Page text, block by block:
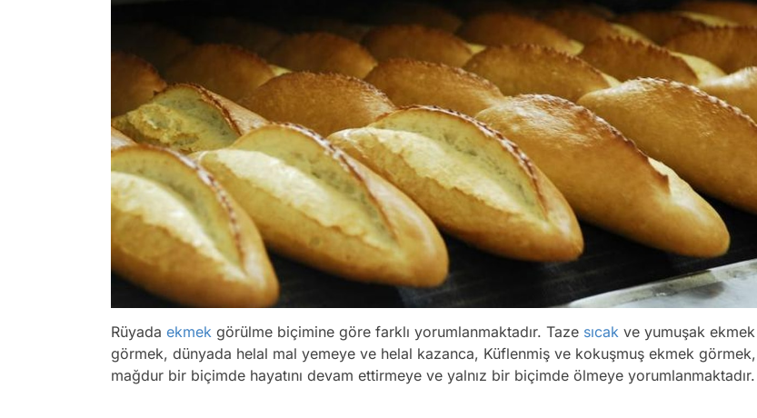
Rüyada ekmek görülme biçimine göre farklı yorumlanmaktadır. Taze sıcak ve yumuşak ekmek
görmek, dünyada helal mal yemeye ve helal kazanca, Küflenmiş ve kokuşmuş ekmek görmek,
mağdur bir biçimde hayatını devam ettirmeye ve yalnız bir biçimde ölmeye yorumlanmaktadır.